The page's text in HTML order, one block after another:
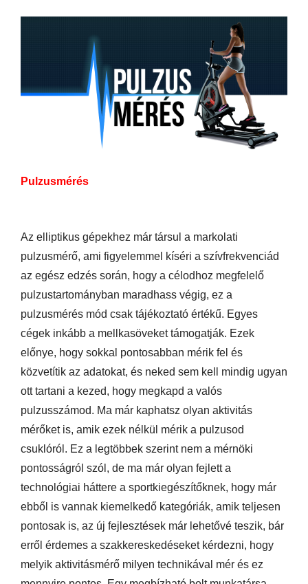
Pulzusmérés
Az elliptikus gépekhez már társul a markolati
pulzusmérő, ami figyelemmel kíséri a szívfrekvenciád
az egész edzés során, hogy a célodhoz megfelelő
pulzustartományban maradhass végig, ez a
pulzusmérés mód csak tájékoztató értékű. Egyes
cégek inkább a mellkasöveket támogatják. Ezek
előnye, hogy sokkal pontosabban mérik fel és
közvetítik az adatokat, és neked sem kell mindig ugyan
ott tartani a kezed, hogy megkapd a valós
pulzusszámod. Ma már kaphatsz olyan aktivitás
mérőket is, amik ezek nélkül mérik a pulzusod
csuklóról. Ez a legtöbbek szerint nem a mérnöki
pontosságról szól, de ma már olyan fejlett a
technológiai háttere a sportkiegészítőknek, hogy már
ebből is vannak kiemelkedő kategóriák, amik teljesen
pontosak is, az új fejlesztések már lehetővé teszik, bár
erről érdemes a szakkereskedéseket kérdezni, hogy
melyik aktivitásmérő milyen technikával mér és ez